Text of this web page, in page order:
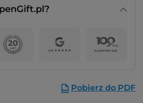
Pobierz do PDF